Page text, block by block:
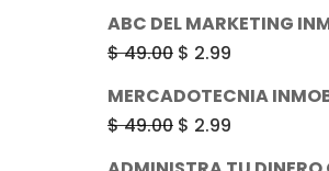
ABC DEL MARKETING
$49.00 El
original
era:
$ 2.99
MERCADOTECNIA
$49.00 El
$ 2.99